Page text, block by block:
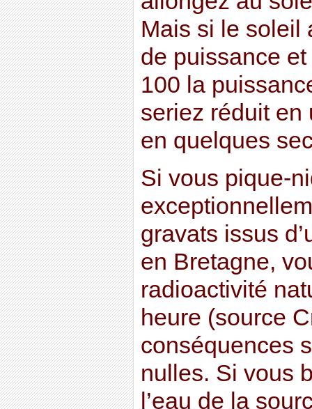
Mais si le soleil
de puissance
100 la
seriez réduit en
en quelques
Si vous pique-
gravats issus
en Bretagne,
radioactivité
heure (source
conséquences
nulles. Si vous
l’eau de la